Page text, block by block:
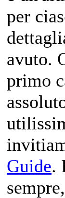
per
avuto.
primo
Guide.